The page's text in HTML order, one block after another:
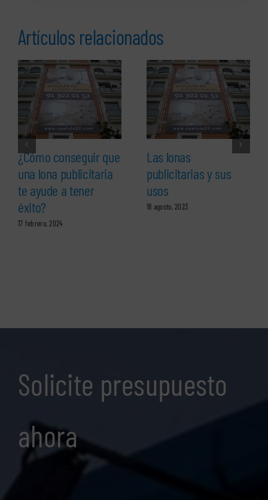
Artículos relacionados
¿Cómo conseguir que
una lona publicitaria
te ayude a tener
éxito?
17 febrero, 2024
Las lonas
publicitarias y sus
usos
18 agosto, 2023
Solicite presupuesto
ahora